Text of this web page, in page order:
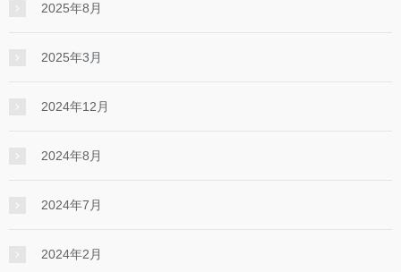
2025年8月
2025年3月
2024年12月
2024年8月
2024年7月
2024年2月